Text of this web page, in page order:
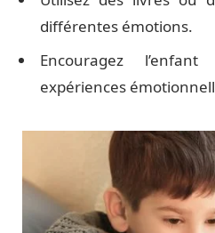
différentes émotions.
Encouragez
expériences